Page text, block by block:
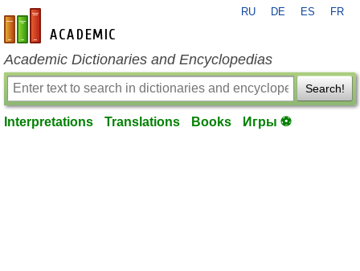
en-academic.com
RU DE ES FR
Academic Dictionaries and Encyclopedias
Search!
Interpretations Translations Books Игры ⚽